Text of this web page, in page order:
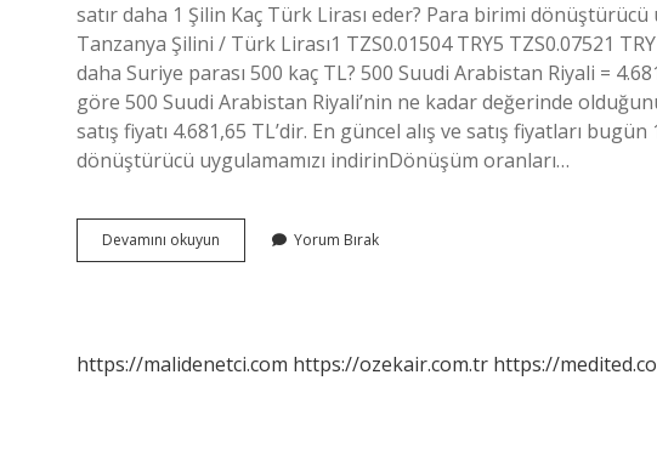
satır daha 1 Şilin Kaç Türk Lirası eder? Para birimi
Tanzanya Şilini / Türk Lirası1 TZS0.01504 TRY5 TZS0.07521
daha Suriye parası 500 kaç TL? 500 Suudi Arabistan Riyali =
göre 500 Suudi Arabistan Riyali’nin ne kadar değerinde
satış fiyatı 4.681,65 TL’dir. En güncel alış ve satış fiyatları
dönüştürücü uygulamamızı indirinDönüşüm oranları…
Devamını okuyun
Şilin
Yorum Bırak
https://malidenetci.com https://ozekair.com.tr https://